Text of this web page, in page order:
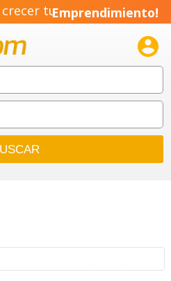
tuEmprendimiento!
